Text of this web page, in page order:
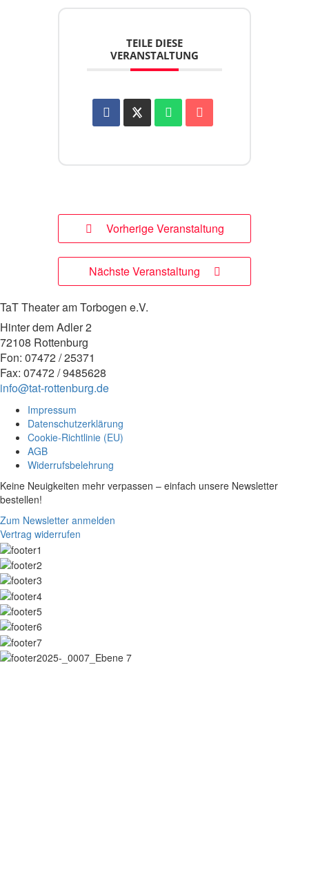
TEILE DIESE
VERANSTALTUNG
Vorherige Veranstaltung
Nächste Veranstaltung
TaT Theater am Torbogen e.V.
Hinter dem Adler 2
72108 Rottenburg
Fon: 07472 / 25371
Fax: 07472 / 9485628
info@tat-rottenburg.de
Impressum
Datenschutzerklärung
Cookie-Richtlinie (EU)
AGB
Widerrufsbelehrung
Keine Neuigkeiten mehr verpassen – einfach unsere Newsletter
bestellen!
Zum Newsletter anmelden
Vertrag widerrufen